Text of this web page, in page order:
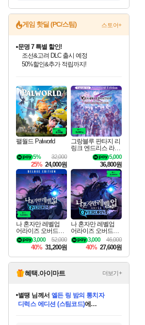
게임 핫딜 (PC/스팀) 스토어+
최대 90% 할인가를 만나보세요!
네이버혜택과 함께 만나보세요!
문명 7 특별 할인!
조선&고려 DLC 출시 예정
50%할인&추가 적립까지!
네이버 포인트 혜택까지!
이니&베니 혜택까지!
네이버 혜택가와 함께 예약하세요!
할인&네이버혜택으로 만나보세요!
네이버페이 혜택과 만나보세요!
40주년 프로모션으로 만나보세요!
할인가에 만나보세요!
일부 에디션 상시 할인!
혜택으로 예약 판매 중
편안하게 충전하세요
팰월드 Palworld
32,000
5%
25% 24,000원
그랑블루 판타지 리
링크 엔드리스 라그
나로크 업그레이드
킷 Granblue Fantasy
Relink Endless Ragn
arok Upgrade Kit DL
C
5,000
36,800원
나 혼자만 레벨업
어라이즈 오버드라
이브 디럭스 에디션
Solo Leveling Arise
Overdrive Deluxe Edi
tion
52,000
3,000
40% 31,200원
나 혼자만 레벨업
어라이즈 오버드라
이브 Solo Leveling A
rise
46,000
3,000
40% 27,600원
혜택.아이마트 더보기+
별땡 님께서 엘든 링 밤의 통치자
디럭스 에디션 (스팀코드)에